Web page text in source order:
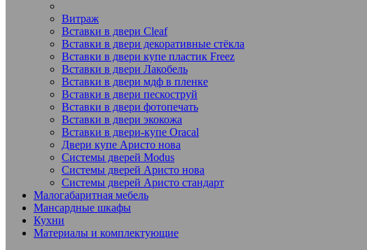
Витраж
Вставки в двери Cleaf
Вставки в двери декоративные стёкла
Вставки в двери купе пластик Freez
Вставки в двери Лакобель
Вставки в двери мдф в пленке
Вставки в двери пескоструй
Вставки в двери фотопечать
Вставки в двери экокожа
Вставки в двери-купе Oracal
Двери купе Аристо нова
Системы дверей Modus
Системы дверей Аристо нова
Системы дверей Аристо стандарт
Малогабаритная мебель
Мансардные шкафы
Кухни
Материалы и комплектующие